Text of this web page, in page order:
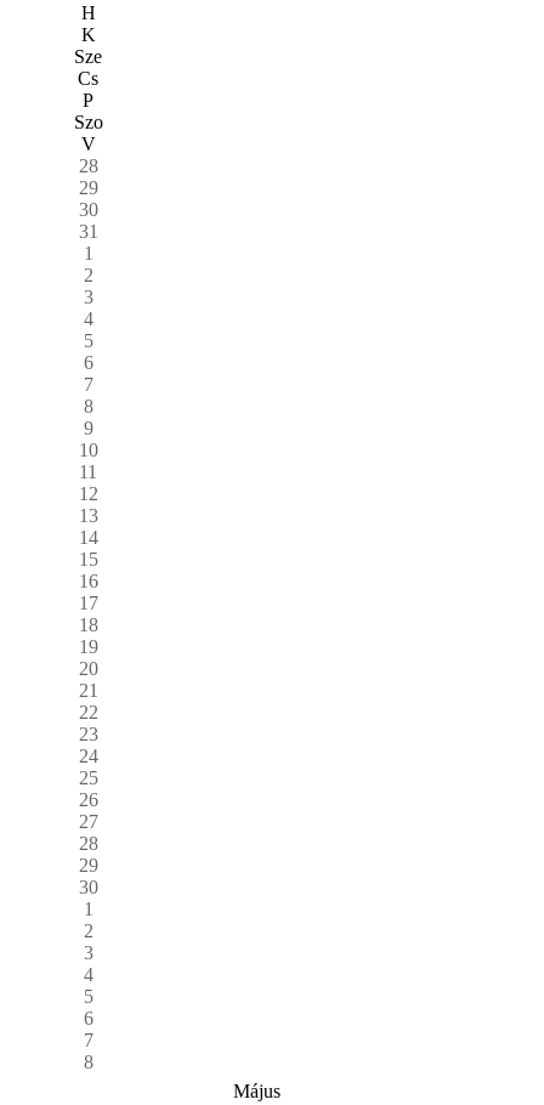
H
K
Sze
Cs
P
Szo
V
28
29
30
31
1
2
3
4
5
6
7
8
9
10
11
12
13
14
15
16
17
18
19
20
21
22
23
24
25
26
27
28
29
30
1
2
3
4
5
6
7
8
Május